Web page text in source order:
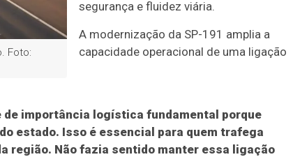
Foto:
segurança e fluidez viária.
de importância logística fundamental porque
estado. Isso é essencial para quem trafega
região. Não fazia sentido manter essa ligação
A modernização da SP-191 amplia a
capacidade operacional de uma ligação